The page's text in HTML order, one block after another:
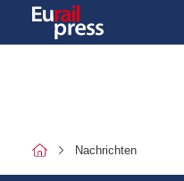
Nachrichten